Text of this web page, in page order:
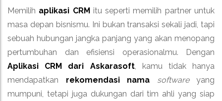
Memilih aplikasi CRMitu seperti memilih partner untuk
masa depan bisnismu. Ini bukan transaksi sekali jadi, tapi
sebuah hubungan jangka panjang yang akan menopang
pertumbuhan dan efisiensi operasionalmu. Dengan
Aplikasi CRM dari Askarasoft, kamu tidak hanya
mendapatkan rekomendasi nama softwareyang
mumpuni, tetapi juga dukungan dari tim ahli yang siap